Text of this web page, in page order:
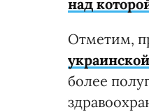
над
Отметим,
более